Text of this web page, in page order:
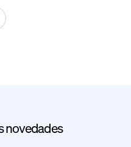
novedades